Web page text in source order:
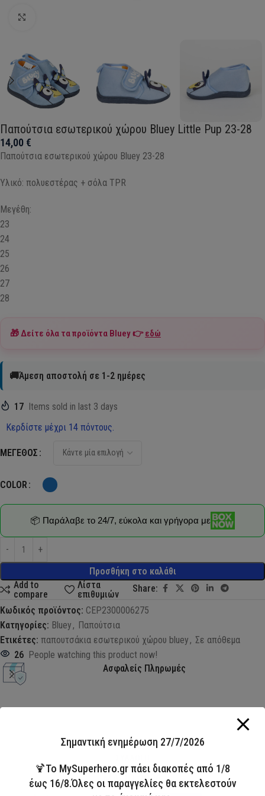
Παπούτσια εσωτερικού χώρου Bluey Little Pup 23-28
14,00€
Παπούτσια εσωτερικού χώρου Bluey 23-28
Υλικό: πολυεστέρας + σόλα TPR
Μεγέθη:
23
24
25
26
27
28
🎁 Δείτε όλα τα προϊόντα Bluey👉εδώ
🚚Άμεση αποστολή σε 1-2 ημέρες
17 Items sold in last 3 days
Κερδίστε μέχρι 14 πόντους.
ΜΈΓΕΘΟΣ
COLOR
Προσθήκη στο καλάθι
📦 Παράλαβε το 24/7, εύκολα και γρήγορα με
Add to
compare
Λίστα
επιθυμιών
Share:
Κωδικός προϊόντος: CEP2300006275
Κατηγορίες: Bluey , Παπούτσια
Ετικέτες: παπουτσάκια εσωτερικού χώρου bluey , Σε απόθεμα
26 People watching this product now!
Ασφαλείς Πληρωμές
ΜΑΓΙΟ 2026
Σημαντική ενημέρωση 27/7/2026
🍹Το MySuperhero.gr πάει διακοπές από 1/8
έως 16/8.Όλες οι παραγγελίες θα εκτελεστούν